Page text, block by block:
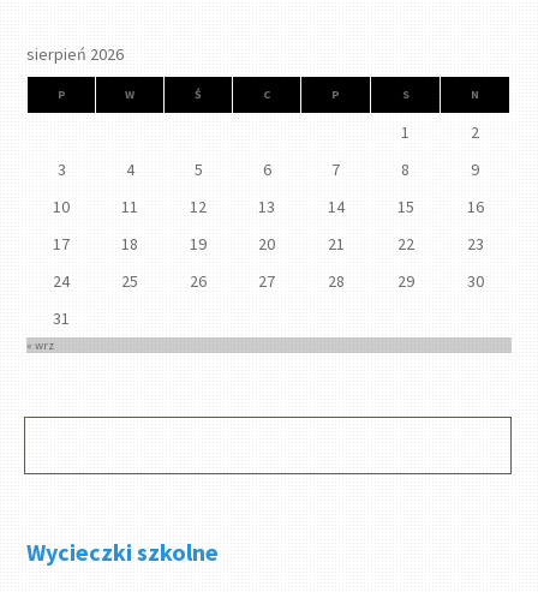
sierpień 2026
P W Ś C P S N
1
2
3
4 5 6 7 8
9
10
11 12 13 14 15
16
17
18 19 20 21 22
23
24
25 26 27 28 29
30
31
« wrz
Wycieczki szkolne